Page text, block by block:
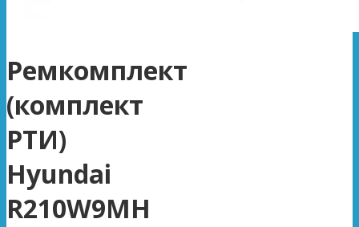
Ремкомплект
(комплект
РТИ)
Hyundai
R210W9MH